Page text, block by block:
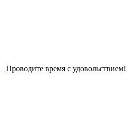
Проводите время с удовольствием!